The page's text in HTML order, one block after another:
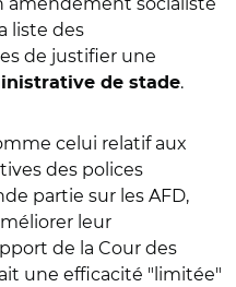
liste des
de justifier une
de stade.
celui relatif aux
des polices
partie sur les AFD,
leur
de la Cour des
une efficacité "limitée"